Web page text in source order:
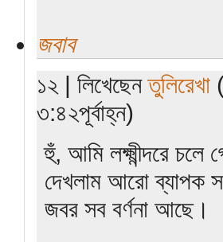
জবাব
১২ | লিখেছেনতুলিরেখা
৩:৪২পূর্বাহ্ন)
হুঁ, আমি লক্ষ্মীন্দরে চলে
দেখলাম আরো ব্যাপক
জবর সব বর্ণনা আছে।